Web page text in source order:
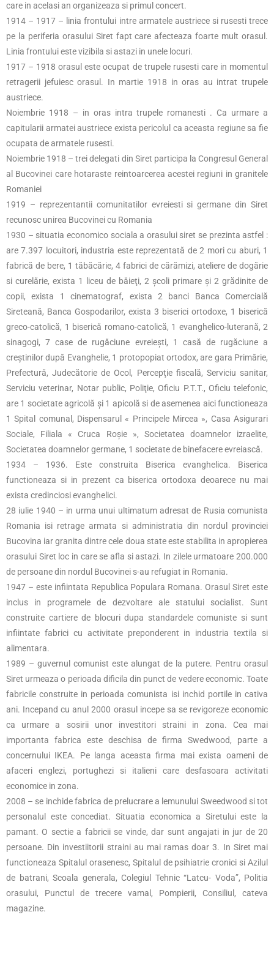
care in acelasi an organizeaza si primul concert.
1914 – 1917 – linia frontului intre armatele austriece si rusesti trece
pe la periferia orasului Siret fapt care afecteaza foarte mult orasul.
Linia frontului este vizibila si astazi in unele locuri.
1917 – 1918 orasul este ocupat de trupele rusesti care in momentul
retragerii jefuiesc orasul. In martie 1918 in oras au intrat trupele
austriece.
Noiembrie 1918 – in oras intra trupele romanesti . Ca urmare a
capitularii armatei austriece exista pericolul ca aceasta regiune sa fie
ocupata de armatele rusesti.
Noiembrie 1918 – trei delegati din Siret participa la Congresul General
al Bucovinei care hotaraste reintoarcerea acestei regiuni in granitele
Romaniei
1919 – reprezentantii comunitatilor evreiesti si germane din Siret
recunosc unirea Bucovinei cu Romania
1930 – situatia economico sociala a orasului siret se prezinta astfel :
are 7.397 locuitori, industria este reprezentată de 2 mori cu aburi, 1
fabrică de bere, 1 tăbăcărie, 4 fabrici de cărămizi, ateliere de dogărie
si curelărie, exista 1 liceu de băieţi, 2 şcoli primare şi 2 grădinite de
copii, exista 1 cinematograf, exista 2 banci Banca Comercială
Sireteană, Banca Gospodarilor, exista 3 biserici ortodoxe, 1 biserică
greco-catolică, 1 biserică romano-catolică, 1 evanghelico-luterană, 2
sinagogi, 7 case de rugăciune evreieşti, 1 casă de rugăciune a
creştinilor după Evanghelie, 1 protopopiat ortodox, are gara Primărie,
Prefectură, Judecătorie de Ocol, Percepţie fiscală, Serviciu sanitar,
Serviciu veterinar, Notar public, Poliţie, Oficiu P.T.T., Oficiu telefonic,
are 1 societate agricolă şi 1 apicolă si de asemenea aici functioneaza
1 Spital comunal, Dispensarul « Principele Mircea », Casa Asigurari
Sociale, Filiala « Cruca Roşie », Societatea doamnelor izraelite,
Societatea doamnelor germane, 1 societate de binefacere evreiască.
1934 – 1936. Este construita Biserica evanghelica. Biserica
functioneaza si in prezent ca biserica ortodoxa deoarece nu mai
exista credinciosi evanghelici.
28 iulie 1940 – in urma unui ultimatum adresat de Rusia comunista
Romania isi retrage armata si administratia din nordul provinciei
Bucovina iar granita dintre cele doua state este stabilita in apropierea
orasului Siret loc in care se afla si astazi. In zilele urmatoare 200.000
de persoane din nordul Bucovinei s-au refugiat in Romania.
1947 – este infiintata Republica Populara Romana. Orasul Siret este
inclus in programele de dezvoltare ale statului socialist. Sunt
construite cartiere de blocuri dupa standardele comuniste si sunt
infiintate fabrici cu activitate preponderent in industria textila si
alimentara.
1989 – guvernul comunist este alungat de la putere. Pentru orasul
Siret urmeaza o perioada dificila din punct de vedere economic. Toate
fabricile construite in perioada comunista isi inchid portile in cativa
ani. Incepand cu anul 2000 orasul incepe sa se revigoreze economic
ca urmare a sosirii unor investitori straini in zona. Cea mai
importanta fabrica este deschisa de firma Swedwood, parte a
concernului IKEA. Pe langa aceasta firma mai exista oameni de
afaceri englezi, portughezi si italieni care desfasoara activitati
economice in zona.
2008 – se inchide fabrica de prelucrare a lemunului Sweedwood si tot
personalul este concediat. Situatia economica a Siretului este la
pamant. O sectie a fabricii se vinde, dar sunt angajati in jur de 20
persoane. Din investiitorii straini au mai ramas doar 3. In Siret mai
functioneaza Spitalul orasenesc, Spitalul de psihiatrie cronici si Azilul
de batrani, Scoala generala, Colegiul Tehnic “Latcu- Voda”, Politia
orasului, Punctul de trecere vamal, Pompierii, Consiliul, cateva
magazine.